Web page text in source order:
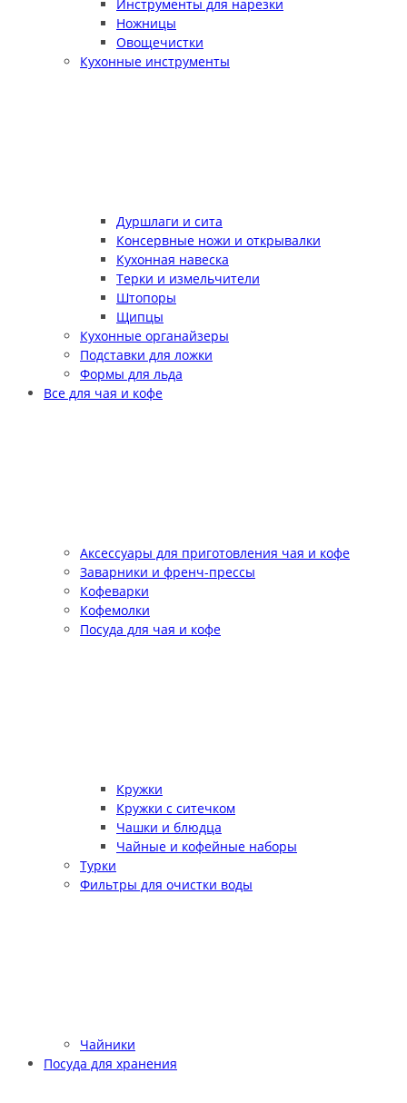
Инструменты для нарезки
Ножницы
Овощечистки
Кухонные инструменты
Дуршлаги и сита
Консервные ножи и открывалки
Кухонная навеска
Терки и измельчители
Штопоры
Щипцы
Кухонные органайзеры
Подставки для ложки
Формы для льда
Все для чая и кофе
Аксессуары для приготовления чая и кофе
Заварники и френч-прессы
Кофеварки
Кофемолки
Посуда для чая и кофе
Кружки
Кружки с ситечком
Чашки и блюдца
Чайные и кофейные наборы
Турки
Фильтры для очистки воды
Чайники
Посуда для хранения